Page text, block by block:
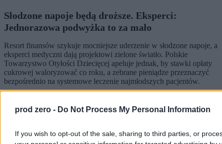
prod zero - Do Not Process My Personal Information
If you wish to opt-out of the sale, sharing to third parties, or
Słodzone napoje będą droższe. Eksperci:
Jednorazowa podwyżka to za mało
Resort finansów szykuje mocniejsze uderzenie w słodzone napoje, a
eksperci medyczni dają projektowi zielone światło. Polskie
Towarzystwo Otyłości Dziecięcej apeluje jednak, by stawki opłaty
cukrowej waloryzować co roku, a zebrane pieniądze przeznaczyć
bezpośrednio na systemowe leczenie najmłodszych pacjentów.
4 min